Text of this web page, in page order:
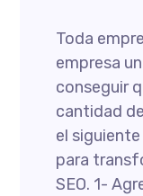
Toda
empresa
conseguir
cantidad
el
para
SEO. 1-